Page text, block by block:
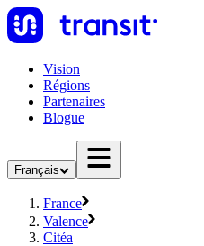
Vision
Régions
Partenaires
Blogue
Français
France
Valence
Citéa